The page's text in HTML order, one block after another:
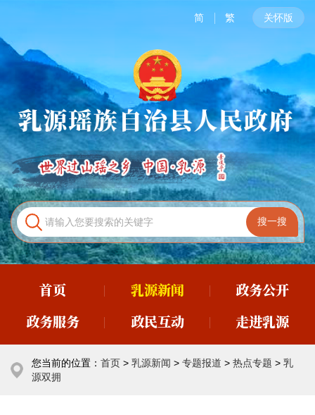
简 繁 关怀版
首页 乳源新闻
政务公开
政务服务
政民互动 走进乳源
您当前的位置： 首页 > 乳源新闻 > 专题报道 > 热点专题 > 乳
源双拥